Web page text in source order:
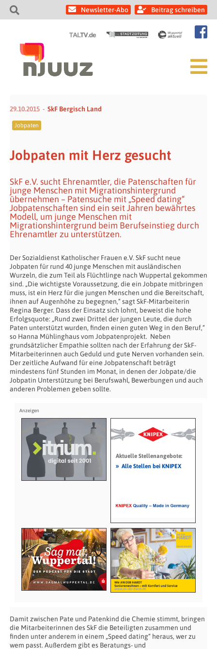
Newsletter-Abo Beitrag schreiben
29.10.2015 SkF Bergisch Land
Jobpaten
Jobpaten mit Herz gesucht
SkF e.V. sucht Ehrenamtler, die Patenschaften für
junge Menschen mit Migrationshintergrund
übernehmen – Patensuche mit „Speed dating“
Jobpatenschaften sind ein seit Jahren bewährtes
Modell, um junge Menschen mit
Migrationshintergrund beim Berufseinstieg durch
Ehrenamtler zu unterstützen.
Der Sozialdienst Katholischer Frauen e.V. SkF sucht neue
Jobpaten für rund 40 junge Menschen mit ausländischen
Wurzeln, die zum Teil als Flüchtlinge nach Wuppertal gekommen
sind. „Die wichtigste Voraussetzung, die ein Jobpate mitbringen
muss, ist ein Herz für die jungen Menschen und die Bereitschaft,
ihnen auf Augenhöhe zu begegnen,“ sagt SkF-Mitarbeiterin
Regina Berger. Dass der Einsatz sich lohnt, beweist die hohe
Erfolgsquote: „Rund zwei Drittel der jungen Leute, die durch
Paten unterstützt wurden, finden einen guten Weg in den Beruf,“
so Hanna Mühlinghaus vom Jobpatenprojekt. Neben
grundsätzlicher Empathie sollten nach der Erfahrung der SkF-
Mitarbeiterinnen auch Geduld und gute Nerven vorhanden sein.
Der zeitliche Aufwand für eine Jobpatenschaft beträgt
mindestens fünf Stunden im Monat, in denen der Jobpate/die
Jobpatin Unterstützung bei Berufswahl, Bewerbungen und auch
anderen Problemen geben sollte.
Aktuelle Stellenangebote:
» Alle Stellen bei KNIPEX
Damit zwischen Pate und Patenkind die Chemie stimmt, bringen
die Mitarbeiterinnen des SkF die Beteiligten zusammen und
finden unter anderem in einem „Speed dating“ heraus, wer zu
wem passt. Außerdem gibt es Beratungs- und